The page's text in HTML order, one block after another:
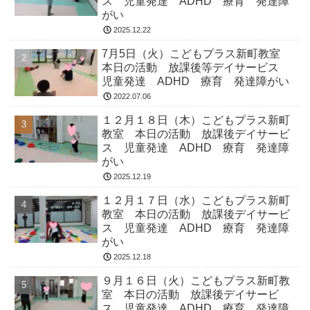
がい
2025.12.22
7月5日（火）こどもプラス新町教室
本日の活動 放課後等デイサービス
児童発達 ADHD 療育 発達障がい
2022.07.06
１２月１８日（木）こどもプラス新町
教室 本日の活動 放課後デイサービ
ス 児童発達 ADHD 療育 発達障
がい
2025.12.19
１２月１７日（水）こどもプラス新町
教室 本日の活動 放課後デイサービ
ス 児童発達 ADHD 療育 発達障
がい
2025.12.18
９月１６日（火）こどもプラス新町教
室 本日の活動 放課後デイサービ